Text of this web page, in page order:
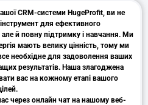
CRM-системи HugeProfit, ви не
для ефективного
але й повну підтримку і навчання. Ми
мають велику цінність, тому ми
необхідне для задоволення ваших
результатів. Наша злагоджена
вас на кожному етапі вашого
через онлайн чат на нашому веб-